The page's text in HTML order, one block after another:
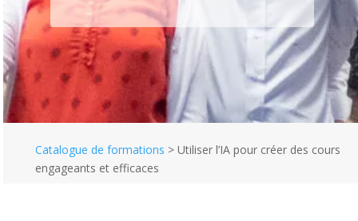
Catalogue de formations > Utiliser l’IA pour créer des cours
engageants et efficaces